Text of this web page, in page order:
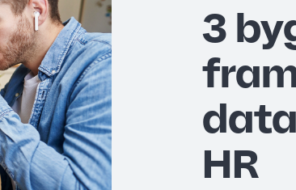
3
HR